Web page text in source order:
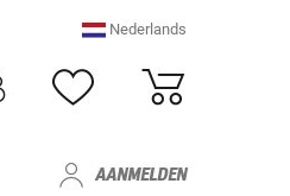
Nederlands
AANMELDEN